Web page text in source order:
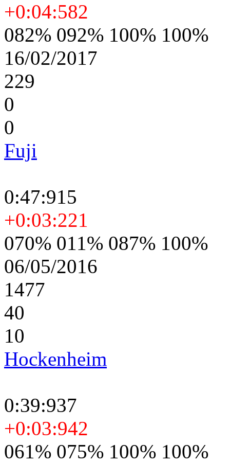
+0:04:582
082% 092% 100% 100%
16/02/2017
229
0
0
Fuji
0:47:915
+0:03:221
070% 011% 087% 100%
06/05/2016
1477
40
10
Hockenheim
0:39:937
+0:03:942
061% 075% 100% 100%